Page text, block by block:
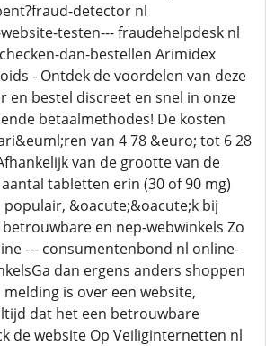
detector nl
testen--- fraudehelpdesk nl
dan-bestellen Arimidex
- Ontdek de voordelen van deze
en bestel discreet en snel in onze
betaalmethodes! De kosten
van 4 78 &euro; tot 6 28
van de grootte van de
tabletten erin (30 of 90 mg)
populair, &oacute;&oacute;k bij
en nep-webwinkels Zo
--- consumentenbond nl online-
dan ergens anders shoppen
melding is over een website,
dat het een betrouwbare
de website Op Veiliginternetten nl